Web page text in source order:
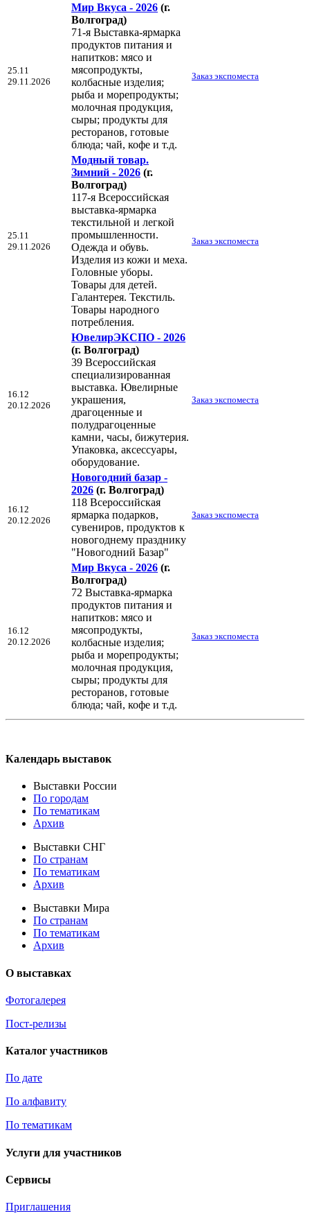
25.11
29.11.2026
Мир Вкуса - 2026 (г.
Волгоград)
71-я Выставка-ярмарка
продуктов питания и
напитков: мясо и
мясопродукты,
колбасные изделия;
рыба и морепродукты;
молочная продукция,
сыры; продукты для
ресторанов, готовые
блюда; чай, кофе и т.д.
Заказ экспоместа
25.11
29.11.2026
Модный товар.
Зимний - 2026 (г.
Волгоград)
117-я Всероссийская
выставка-ярмарка
текстильной и легкой
промышленности.
Одежда и обувь.
Изделия из кожи и меха.
Головные уборы.
Товары для детей.
Галантерея. Текстиль.
Товары народного
потребления.
Заказ экспоместа
16.12
20.12.2026
ЮвелирЭКСПО - 2026
(г. Волгоград)
39 Всероссийская
специализированная
выставка. Ювелирные
украшения,
драгоценные и
полудрагоценные
камни, часы, бижутерия.
Упаковка, аксессуары,
оборудование.
Заказ экспоместа
16.12
20.12.2026
Новогодний базар -
2026 (г. Волгоград)
118 Всероссийская
ярмарка подарков,
сувениров, продуктов к
новогоднему празднику
"Новогодний Базар"
Заказ экспоместа
16.12
20.12.2026
Мир Вкуса - 2026 (г.
Волгоград)
72 Выставка-ярмарка
продуктов питания и
напитков: мясо и
мясопродукты,
колбасные изделия;
рыба и морепродукты;
молочная продукция,
сыры; продукты для
ресторанов, готовые
блюда; чай, кофе и т.д.
Заказ экспоместа
Календарь выставок
Выставки России
По городам
По тематикам
Архив
Выставки СНГ
По странам
По тематикам
Архив
Выставки Мира
По странам
По тематикам
Архив
О выставках
Фотогалерея
Пост-релизы
Каталог участников
По дате
По алфавиту
По тематикам
Услуги для участников
Сервисы
Приглашения